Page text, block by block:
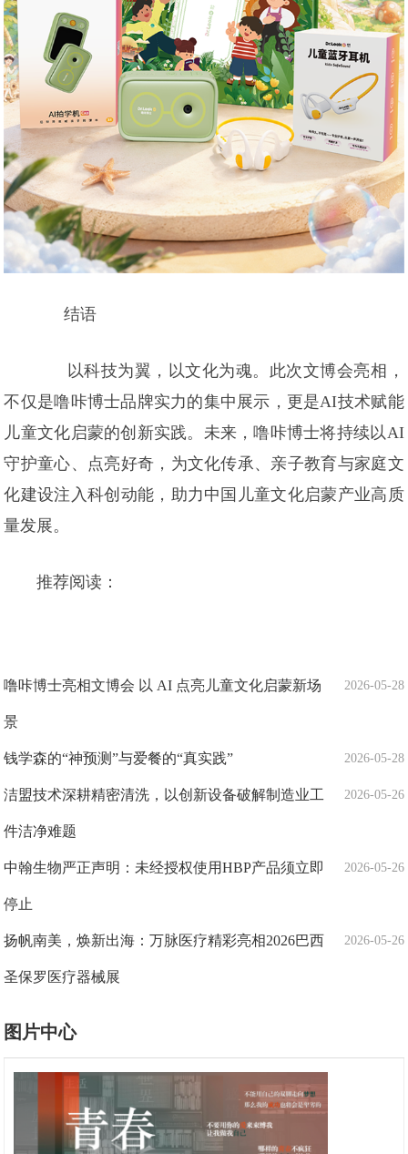
结语
以科技为翼，以文化为魂。此次文博会亮相，
不仅是噜咔博士品牌实力的集中展示，更是AI技术赋能
儿童文化启蒙的创新实践。未来，噜咔博士将持续以AI
守护童心、点亮好奇，为文化传承、亲子教育与家庭文
化建设注入科创动能，助力中国儿童文化启蒙产业高质
量发展。
推荐阅读：
2026-05-28
噜咔博士亮相文博会 以 AI 点亮儿童文化启蒙新场
景
2026-05-28
钱学森的“神预测”与爱餐的“真实践”
2026-05-26
洁盟技术深耕精密清洗，以创新设备破解制造业工
件洁净难题
2026-05-26
中翰生物严正声明：未经授权使用HBP产品须立即
停止
2026-05-26
扬帆南美，焕新出海：万脉医疗精彩亮相2026巴西
圣保罗医疗器械展
图片中心